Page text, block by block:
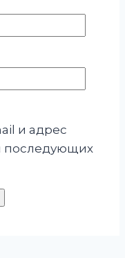
и адрес
последующих